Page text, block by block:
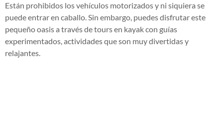
Están prohibidos los vehículos motorizados y ni siquiera se
puede entrar en caballo. Sin embargo, puedes disfrutar este
pequeño oasis a través de tours en kayak con guías
experimentados, actividades que son muy divertidas y
relajantes.